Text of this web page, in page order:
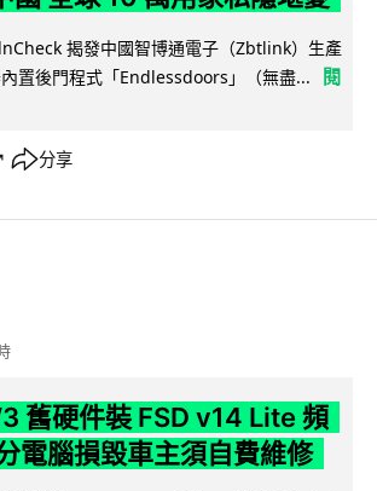
揭發中國智博通電子（Zbtlink）生產
置後門程式「Endlessdoors」（無盡...
閱
分享
舊硬件裝 FSD v14 Lite 頻
電腦損毀車主須自費維修